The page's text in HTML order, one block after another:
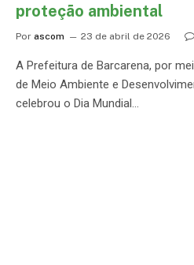
proteção ambiental
Por ascom 23 de abril de 2026
A Prefeitura de Barcarena, por
de Meio Ambiente e
celebrou o Dia Mundial…